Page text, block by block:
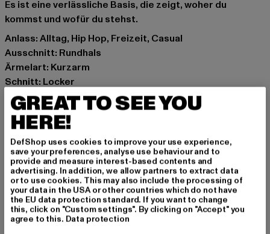
Es ist eine verlässliche Basis, die zeigt, woher du
kommst und wofür du stehst.
Anlass: Alltag, Hip Hop, Freizeit, Casual
Ausschnitt: Rundhals
Ärmelart: Kurzarm
Schnitt: Locker
Marke: Thug Life
Kat.: T-Shirts
Farbe: weiß
Hersteller Farbe: white
Materialzusammensetzung: 100% Baumwolle
Art.Nr: TLTS161-00220
Hersteller: TB International GmbH |info@tbint.de
Dr.-Robert-Murjahn-Straße 7 | 64372 Ober-Ramstadt |
DE
GREAT TO SEE YOU
HERE!
DefShop uses cookies to improve your use experience,
save your preferences, analyse use behaviour and to
provide and measure interest-based contents and
advertising. In addition, we allow partners to extract data
or to use cookies. This may also include the processing of
your data in the USA or other countries which do not have
the EU data protection standard. If you want to change
this, click on "Custom settings". By clicking on "Accept" you
agree to this. Data protection